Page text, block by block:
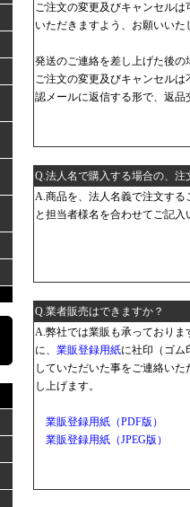
ご注文の変更及びキャンセル
いただきますよう、お願いいた
発送のご連絡を差し上げた後の
ご注文の変更及びキャンセル
認メールに返信する形で、返品
Q.法人名で購入する場合の、注
A.商品を、法人名義で注文する
と担当者様名を合わせてご記入
Q.業者販売はできますか？
A.弊社では業販も承っておりま
に、 業販登録用紙に社印（ゴム
していただいた事をご連絡い
し上げます。
業販登録用紙（PDF版）
業販登録用紙（JPEG版）